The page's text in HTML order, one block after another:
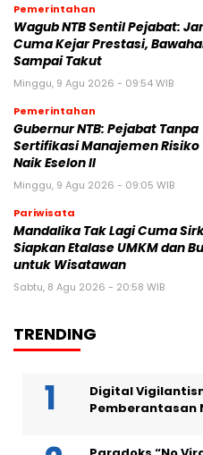
Pemerintahan
Wagub NTB Sentil Pejabat:
Cuma Kejar Prestasi,
Sampai Takut
Minggu, 9 Agu 2026 - 09:54 WIB
Pemerintahan
Gubernur NTB: Pejabat Tanpa
Sertifikasi Manajemen Risiko
Naik Eselon II
Minggu, 9 Agu 2026 - 09:05 WIB
Pariwisata
Mandalika Tak Lagi Cuma
Siapkan Etalase UMKM dan
untuk Wisatawan
Sabtu, 8 Agu 2026 - 20:58 WIB
TRENDING
Digital
Pemberantasan